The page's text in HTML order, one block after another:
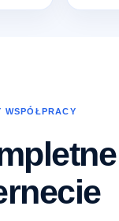
WSPÓŁPRACY